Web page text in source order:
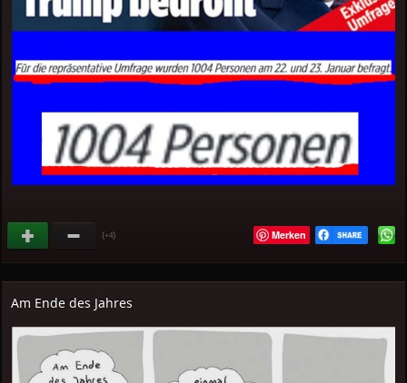
(+4) Merken
Am Ende des Jahres